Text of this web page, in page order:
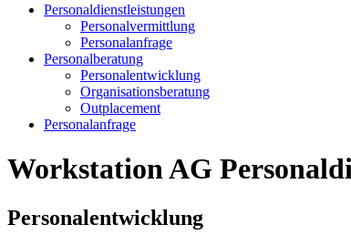
Personaldienstleistungen
Personalvermittlung
Personalanfrage
Personalberatung
Personalentwicklung
Organisationsberatung
Outplacement
Personalanfrage
Workstation AG
Personalentwicklung